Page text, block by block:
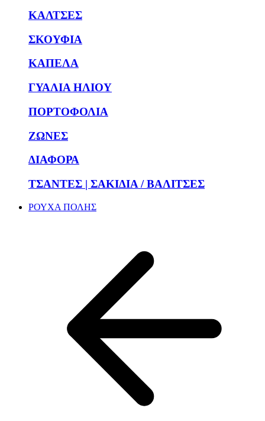
ΚΑΛΤΣΕΣ
ΣΚΟΥΦΙΑ
ΚΑΠΕΛΑ
ΓΥΑΛΙΑ ΗΛΙΟΥ
ΠΟΡΤΟΦΟΛΙΑ
ΖΩΝΕΣ
ΔΙΑΦΟΡΑ
ΤΣΑΝΤΕΣ | ΣΑΚΙΔΙΑ / ΒΑΛΙΤΣΕΣ
ΡΟΥΧΑ ΠΟΛΗΣ